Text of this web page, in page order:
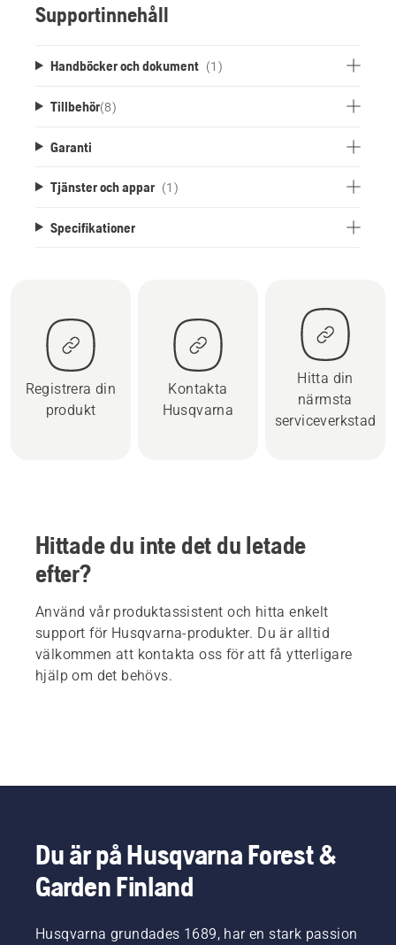
Supportinnehåll
Handböcker och dokument (1)
Tillbehör(8)
Garanti
Tjänster och appar (1)
Specifikationer
Registrera din
produkt
Kontakta
Husqvarna
Hitta din
närmsta
serviceverkstad
Hittade du inte det du letade
efter?
Använd vår produktassistent och hitta enkelt
support för Husqvarna-produkter. Du är alltid
välkommen att kontakta oss för att få ytterligare
hjälp om det behövs.
Du är på Husqvarna Forest &
Garden Finland
Husqvarna grundades 1689, har en stark passion